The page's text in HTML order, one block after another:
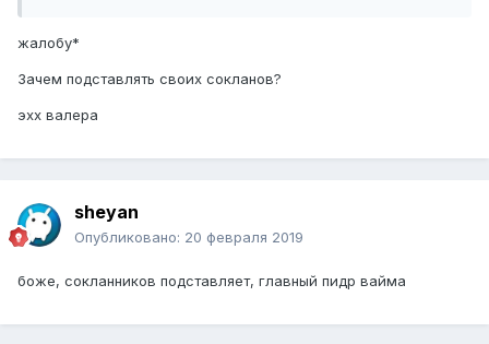
жалобу*
Зачем подставлять своих сокланов?
эхх валера
sheyan
Опубликовано: 20 февраля 2019
боже, сокланников подставляет, главный пидр вайма